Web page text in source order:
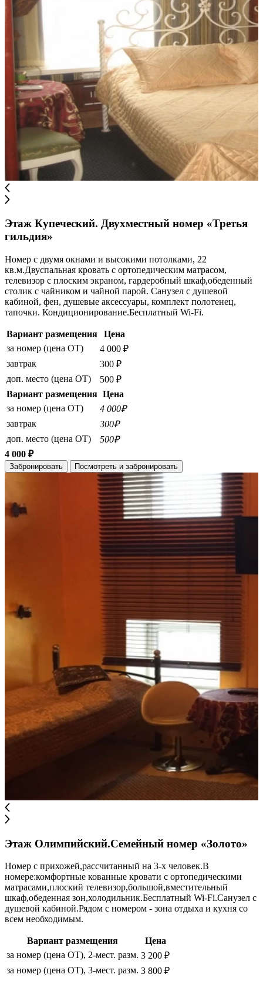
Этаж Купеческий. Двухместный номер «Третья
гильдия»
Номер с двумя окнами и высокими потолками, 22
кв.м.Двуспальная кровать с ортопедическим матрасом,
телевизор с плоским экраном, гардеробный шкаф,обеденный
столик с чайником и чайной парой. Санузел с душевой
кабиной, фен, душевые аксессуары, комплект полотенец,
тапочки. Кондиционирование.Бесплатный Wi-Fi.
Вариант размещения
Цена
за номер (цена ОТ)
4 000 ₽
завтрак
300 ₽
доп. место (цена ОТ)
500 ₽
Вариант размещения Цена
за номер (цена ОТ)
4 000₽
завтрак
300₽
доп. место (цена ОТ)
500₽
4 000 ₽
Забронировать Посмотреть и забронировать
Этаж Олимпийский.Семейный номер «Золото»
Номер с прихожей,рассчитанный на 3-х человек.В
номере:комфортные кованные кровати с ортопедическими
матрасами,плоский телевизор,большой,вместительный
шкаф,обеденная зон,холодильник.Бесплатный Wi-Fi.Санузел с
душевой кабиной.Рядом с номером - зона отдыха и кухня со
всем необходимым.
Вариант размещения
Цена
за номер (цена ОТ), 2-мест. разм. 3 200 ₽
за номер (цена ОТ), 3-мест. разм. 3 800 ₽